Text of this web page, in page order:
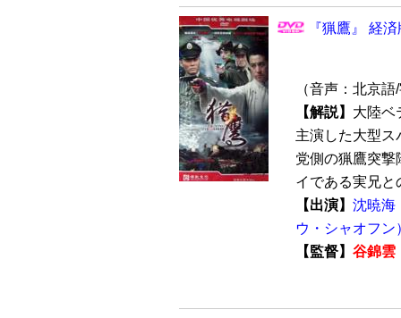
『猟鷹』 経
（音声：北京
【解説】 大陸ベ
主演した大型
党側の猟鷹突撃
イである実兄と
【出演】 沈暁海
ウ・シャオフン
【監督】 谷錦雲